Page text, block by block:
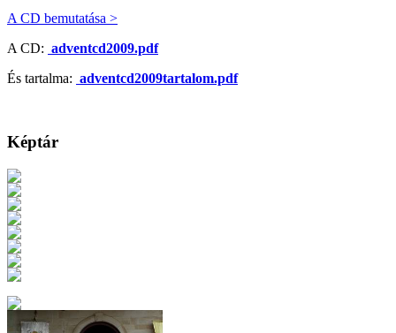
A CD bemutatása >
A CD: adventcd2009.pdf
És tartalma: adventcd2009tartalom.pdf
Képtár